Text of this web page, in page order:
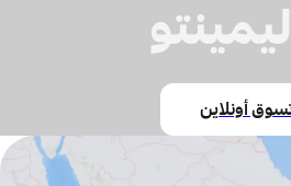
أونلاين